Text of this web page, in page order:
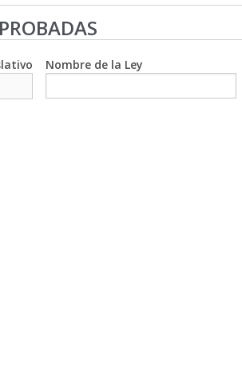
Nombre de la Ley